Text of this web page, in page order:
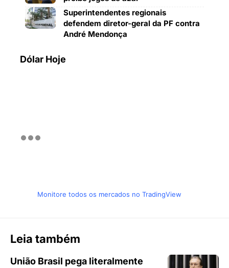
Superintendentes regionais
defendem diretor-geral da PF contra
André Mendonça
Dólar Hoje
Monitore todos os mercados no TradingView
Leia também
União Brasil pega literalmente